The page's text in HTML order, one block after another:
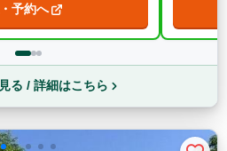
予約へ
る / 詳細はこちら